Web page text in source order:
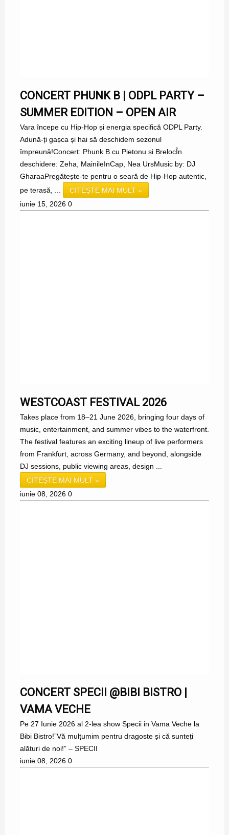
CONCERT PHUNK B | ODPL PARTY –
SUMMER EDITION – OPEN AIR
Vara începe cu Hip-Hop și energia specifică ODPL Party.
Adună-ți gașca și hai să deschidem sezonul
împreună!Concert: Phunk B cu Pietonu și BrelocÎn
deschidere: Zeha, MainileInCap, Nea UrsMusic by: DJ
GharaaPregătește-te pentru o seară de Hip-Hop autentic,
pe terasă, ...
CITEȘTE MAI MULT »
iunie 15, 2026 0
WESTCOAST FESTIVAL 2026
Takes place from 18–21 June 2026, bringing four days of
music, entertainment, and summer vibes to the waterfront.
The festival features an exciting lineup of live performers
from Frankfurt, across Germany, and beyond, alongside
DJ sessions, public viewing areas, design ...
CITEȘTE MAI MULT »
iunie 08, 2026 0
CONCERT SPECII @BIBI BISTRO |
VAMA VECHE
Pe 27 Iunie 2026 al 2-lea show Specii in Vama Veche la
Bibi Bistro!”Vă mulțumim pentru dragoste și că sunteți
alături de noi!” – SPECII
iunie 08, 2026 0